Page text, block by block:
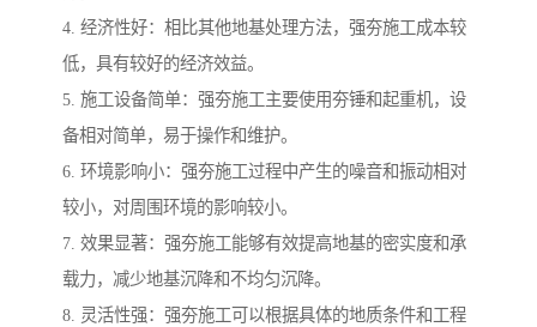
4. 经济性好：相比其他地基处理方法，强夯施工成本较
低，具有较好的经济效益。
5. 施工设备简单：强夯施工主要使用夯锤和起重机，设
备相对简单，易于操作和维护。
6. 环境影响小：强夯施工过程中产生的噪音和振动相对
较小，对周围环境的影响较小。
7. 效果显著：强夯施工能够有效提高地基的密实度和承
载力，减少地基沉降和不均匀沉降。
8. 灵活性强：强夯施工可以根据具体的地质条件和工程